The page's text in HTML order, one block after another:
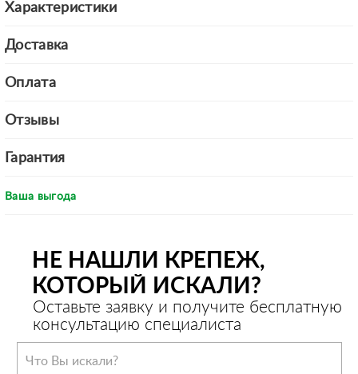
Характеристики
Доставка
Оплата
Отзывы
Гарантия
Ваша выгода
НЕ НАШЛИ КРЕПЕЖ,
КОТОРЫЙ ИСКАЛИ?
Оставьте заявку и получите бесплатную
консультацию специалиста